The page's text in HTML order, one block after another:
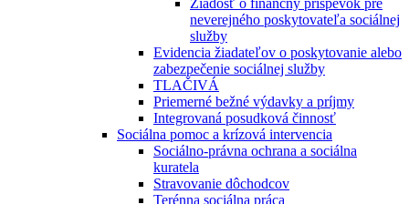
Žiadosť o finančný príspevok pre
neverejného poskytovateľa sociálnej
služby
Evidencia žiadateľov o poskytovanie alebo
zabezpečenie sociálnej služby
TLAČIVÁ
Priemerné bežné výdavky a príjmy
Integrovaná posudková činnosť
Sociálna pomoc a krízová intervencia
Sociálno-právna ochrana a sociálna
kuratela
Stravovanie dôchodcov
Terénna sociálna práca